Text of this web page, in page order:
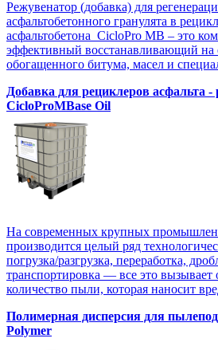
Режувенатор (добавка) для
асфальтобетонного гранулята в
асфальтобетона CicloPro MB – это
эффективный восстанавливающий на
обогащенного битума, масел и
Добавка для рециклеров асфальта -
CicloProMBase Oil
На современных крупных
производится целый ряд
погрузка/разгрузка, переработка,
транспортировка — все это вызывает
количество пыли, которая наносит
Полимерная дисперсия для
Polymer